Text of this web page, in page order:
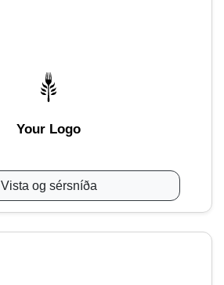
Your Logo
Vista og sérsníða